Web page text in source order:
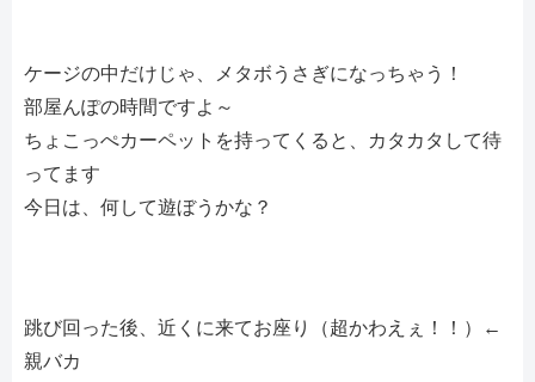
ケージの中だけじゃ、メタボうさぎになっちゃう！
部屋んぽの時間ですよ～
ちょこっぺカーペットを持ってくると、カタカタして待
ってます
今日は、何して遊ぼうかな？
跳び回った後、近くに来てお座り（超かわえぇ！！）←
親バカ